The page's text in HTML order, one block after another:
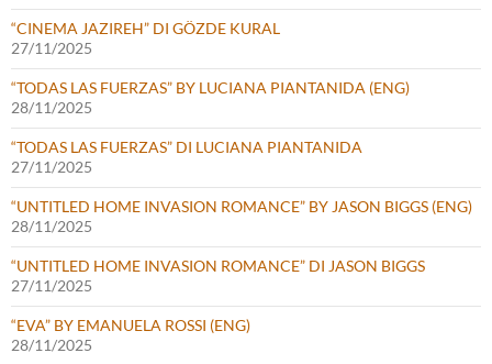
“CINEMA JAZIREH” DI GÖZDE KURAL
27/11/2025
“TODAS LAS FUERZAS” BY LUCIANA PIANTANIDA (ENG)
28/11/2025
“TODAS LAS FUERZAS” DI LUCIANA PIANTANIDA
27/11/2025
“UNTITLED HOME INVASION ROMANCE” BY JASON BIGGS (ENG)
28/11/2025
“UNTITLED HOME INVASION ROMANCE” DI JASON BIGGS
27/11/2025
“EVA” BY EMANUELA ROSSI (ENG)
28/11/2025